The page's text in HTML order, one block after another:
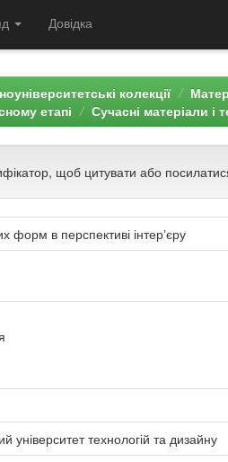
Довідка
колекції
етапі
Сучасні матеріали і
щоб цитувати або
форм в перспективі інтерʼєру
університет технологій та дизайну